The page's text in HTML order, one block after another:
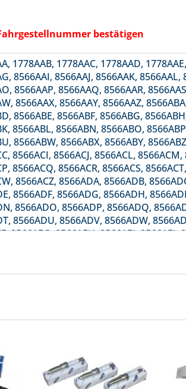
bestätigen
1778AAB, 1778AAC, 1778AAD,
8566AAI, 8566AAJ, 8566AAK,
8566AAP, 8566AAQ, 8566AAR,
8566AAX, 8566AAY, 8566AAZ,
8566ABE, 8566ABF, 8566ABG,
8566ABL, 8566ABN, 8566ABO,
8566ABW, 8566ABX, 8566ABY,
8566ACI, 8566ACJ, 8566ACL,
8566ACQ, 8566ACR, 8566ACS,
8566ACZ, 8566ADA, 8566ADB,
8566ADF, 8566ADG, 8566ADH,
8566ADO, 8566ADP, 8566ADQ,
8566ADU, 8566ADV, 8566ADW,
8566AEG, 8566AEH, 8566AEI, 8566AEJ,
8566AFE, 8566AFF, 8566AFG, 8566AFH,
8566AKH, 8566AKV, 8566AKW,
8566ALB, 8566ALE, 8566ALF,
8566ALK, 8566ALL, 8566ALO, 8566ALP,